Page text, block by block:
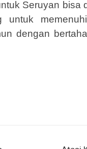
Seruyan bisa
untuk
dengan